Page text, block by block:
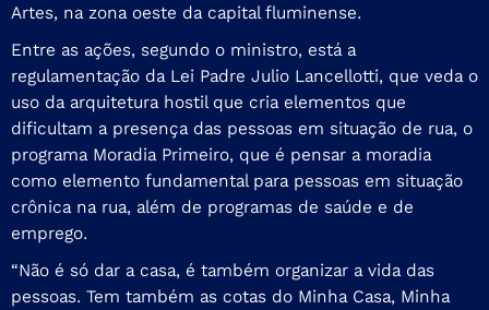
Artes, na zona oeste da capital fluminense.
Entre as ações, segundo o ministro, está a
regulamentação da Lei Padre Julio Lancellotti, que veda o
uso da arquitetura hostil que cria elementos que
dificultam a presença das pessoas em situação de rua, o
programa Moradia Primeiro, que é pensar a moradia
como elemento fundamental para pessoas em situação
crônica na rua, além de programas de saúde e de
emprego.
“Não é só dar a casa, é também organizar a vida das
pessoas. Tem também as cotas do Minha Casa, Minha